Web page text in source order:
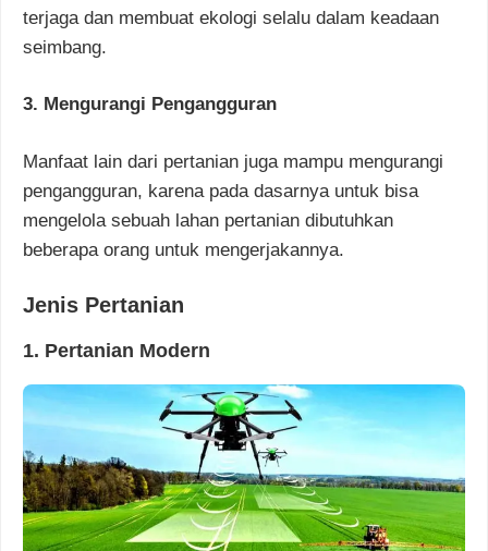
terjaga dan membuat ekologi selalu dalam keadaan
seimbang.
3. Mengurangi Pengangguran
Manfaat lain dari pertanian juga mampu mengurangi
pengangguran, karena pada dasarnya untuk bisa
mengelola sebuah lahan pertanian dibutuhkan
beberapa orang untuk mengerjakannya.
Jenis Pertanian
1. Pertanian Modern